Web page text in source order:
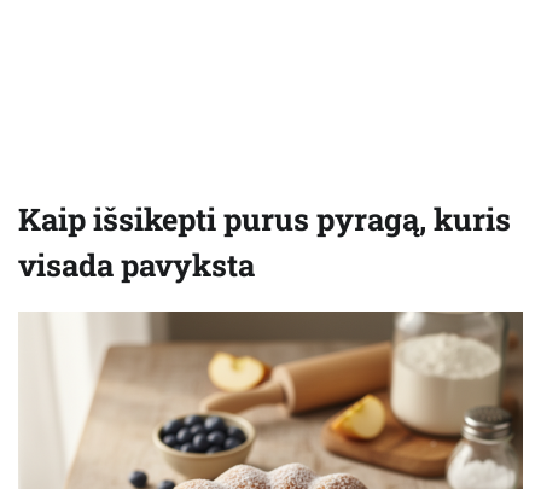
Kaip išsikepti purus pyragą, kuris
visada pavyksta